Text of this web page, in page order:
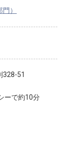
）
328-51
ーで約10分